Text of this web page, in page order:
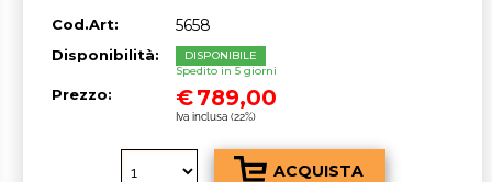
Cod.Art: 5658
Disponibilità:
DISPONIBILE
Spedito in 5 giorni
Prezzo: €789,00
Iva inclusa (22%)